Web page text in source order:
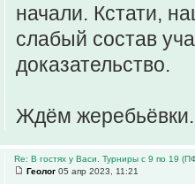
начали. Кстати,
слабый состав
доказательство.
Ждём
Re: В гостях у Васи. Турниры с 9 по 19
Геолог 05 апр 2023, 11:21